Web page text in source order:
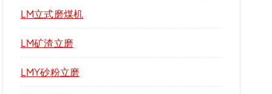
LM立式磨煤机
LM矿渣立磨
LMY砂粉立磨